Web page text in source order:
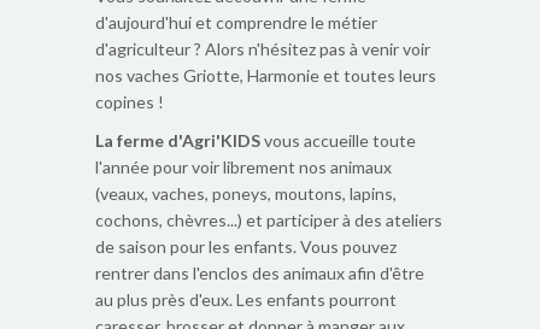
d'aujourd'hui et comprendre le métier
d'agriculteur ? Alors n'hésitez pas à venir voir
nos vaches Griotte, Harmonie et toutes leurs
copines !
La ferme d'Agri'KIDSvous accueille toute
l'année pour voir librement nos animaux
(veaux, vaches, poneys, moutons, lapins,
cochons, chèvres...) et participer à des ateliers
de saison pour les enfants. Vous pouvez
rentrer dans l'enclos des animaux afin d'être
au plus près d'eux. Les enfants pourront